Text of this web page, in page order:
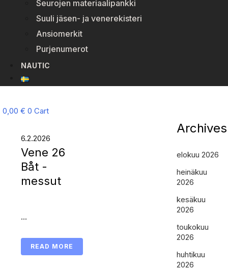
Seurojen materiaalipankki
Suuli jäsen- ja venerekisteri
Ansiomerkit
Purjenumerot
NAUTIC
0,00 € 0 Cart
6.2.2026
Vene 26
Båt -
messut
...
READ MORE
Archives
elokuu 2026
heinäkuu
2026
kesäkuu
2026
toukokuu
2026
huhtikuu
2026